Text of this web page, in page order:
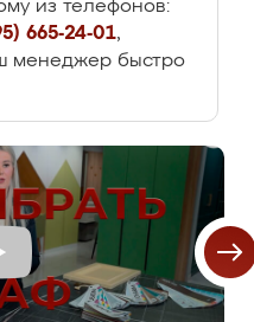
из телефонов:
665-24-01,
менеджер быстро